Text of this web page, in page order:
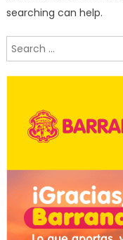
searching can help.